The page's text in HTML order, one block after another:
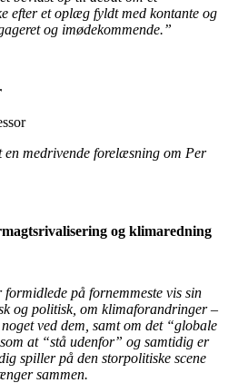
efter et oplæg fyldt med kontante og
og imødekommende.”
medrivende forelæsning om Per
og klimaredning
på fornemmeste vis sin
og politisk, om klimaforandringer –
ved dem, samt om det “globale
at “stå udenfor” og samtidig er
spiller på den storpolitiske scene
sammen.